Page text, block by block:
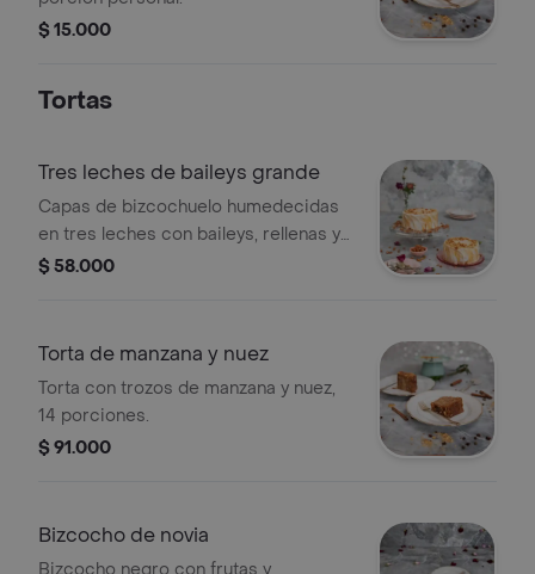
$ 15.000
Tortas
Tres leches de baileys grande
Capas de bizcochuelo humedecidas
en tres leches con baileys, rellenas y
cubiertas con crema chantilly, tamaño
$ 58.000
Torta de manzana y nuez
Torta con trozos de manzana y nuez,
14 porciones.
$ 91.000
Bizcocho de novia